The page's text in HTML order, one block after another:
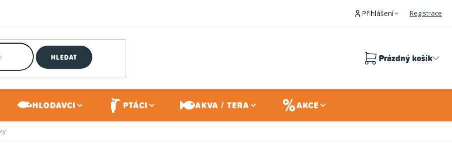
Přihlášení Registrace
HLEDAT Prázdný košík
HLODAVCI PTÁCI AKVA / TERA AKCE